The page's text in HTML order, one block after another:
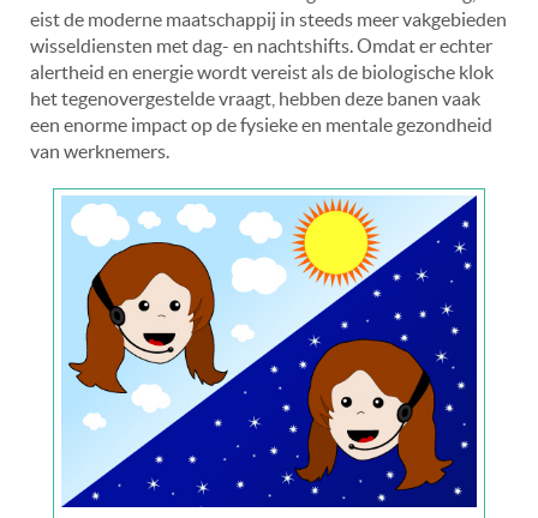
eist de moderne maatschappij in steeds meer vakgebieden
wisseldiensten met dag- en nachtshifts. Omdat er echter
alertheid en energie wordt vereist als de biologische klok
het tegenovergestelde vraagt, hebben deze banen vaak
een enorme impact op de fysieke en mentale gezondheid
van werknemers.